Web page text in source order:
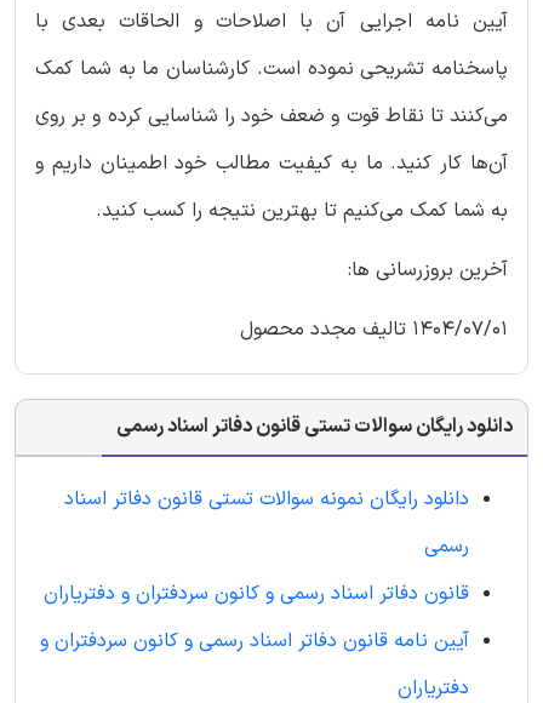
آیین نامه اجرایی آن با اصلاحات و الحاقات بعدی با
پاسخنامه تشریحی نموده است. کارشناسان ما به شما کمک
می‌کنند تا نقاط قوت و ضعف خود را شناسایی کرده و بر روی
آن‌ها کار کنید. ما به کیفیت مطالب خود اطمینان داریم و
به شما کمک می‌کنیم تا بهترین نتیجه را کسب کنید.
آخرین بروزرسانی ها:
1404/07/01 تالیف مجدد محصول
دانلود رایگان سوالات تستی قانون دفاتر اسناد رسمی
دانلود رایگان نمونه سوالات تستی قانون دفاتر اسناد
رسمی
قانون دفاتر اسناد رسمی و کانون سردفتران و دفتریاران
آیین ‌نامه قانون دفاتر اسناد رسمی و کانون سردفتران و
دفتریاران